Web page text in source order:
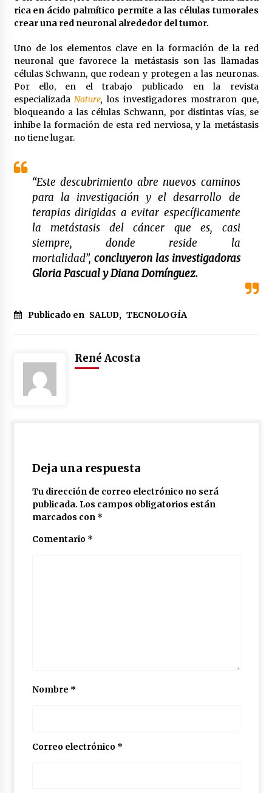
rica en ácido palmítico permite a las células tumorales
crear una red neuronal alrededor del tumor.
Uno de los elementos clave en la formación de la red
neuronal que favorece la metástasis son las llamadas
células Schwann, que rodean y protegen a las neuronas.
Por ello, en el trabajo publicado en la revista
especializadaNature,los investigadores mostraron que,
bloqueando a las células Schwann, por distintas vías, se
inhibe la formación de esta red nerviosa, y la metástasis
no tiene lugar.
“Este descubrimiento abre nuevos caminos
para la investigación y el desarrollo de
terapias dirigidas a evitar específicamente
la metástasis del cáncer que es, casi
siempre, donde reside la
mortalidad”, concluyeron las investigadoras
Gloria Pascual y Diana Domínguez.
Publicado en SALUD, TECNOLOGÍA
René Acosta
Deja una respuesta
Tu dirección de correo electrónico no será
publicada. Los campos obligatorios están
marcados con *
Comentario *
Nombre *
Correo electrónico *